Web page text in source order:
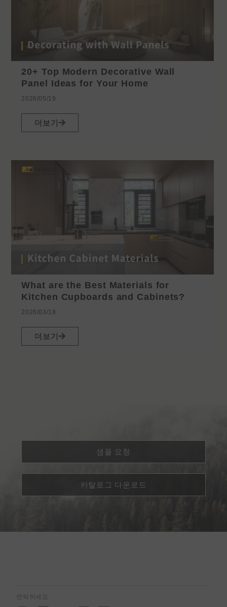
20+ Top Modern Decorative Wall
Panel Ideas for Your Home
2026/05/19
더보기
What are the Best Materials for
Kitchen Cupboards and Cabinets?
2026/03/18
더보기
샘플 요청
카탈로그 다운로드
연락하세요